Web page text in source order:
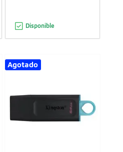
Disponible
Agotado